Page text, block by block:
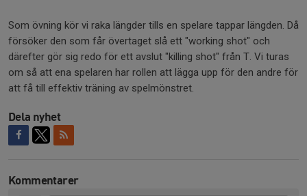
Som övning kör vi raka längder tills en spelare tappar längden. Då
försöker den som får övertaget slå ett "working shot" och
därefter gör sig redo för ett avslut "killing shot" från T. Vi turas
om så att ena spelaren har rollen att lägga upp för den andre för
att få till effektiv träning av spelmönstret.
Dela nyhet
Kommentarer